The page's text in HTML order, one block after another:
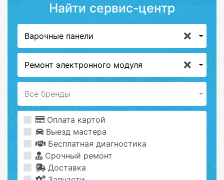
Найти сервис-центр
Варочные панели
Ремонт электронного модуля
Все бренды
Оплата картой
Выезд мастера
Бесплатная диагностика
Срочный ремонт
Доставка